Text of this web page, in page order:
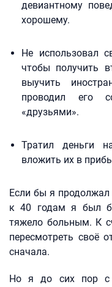
девиантному
хорошему.
Не использовал
чтобы получить
выучить
проводил его
«друзьями».
Тратил деньги
вложить их в
Если бы я
к 40 годам я был
тяжело больным. К
пересмотреть своё
сначала.
Но я до сих пор с